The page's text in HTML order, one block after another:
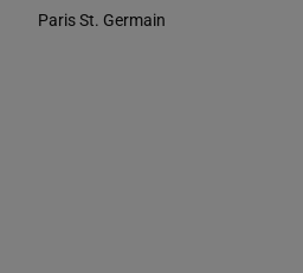
Paris St. Germain